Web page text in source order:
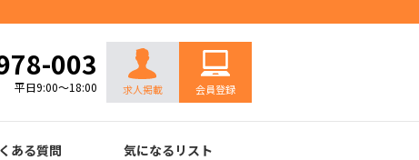
003
平日9:00～18:00 求人掲載 会員登録
ある質問 気になるリスト